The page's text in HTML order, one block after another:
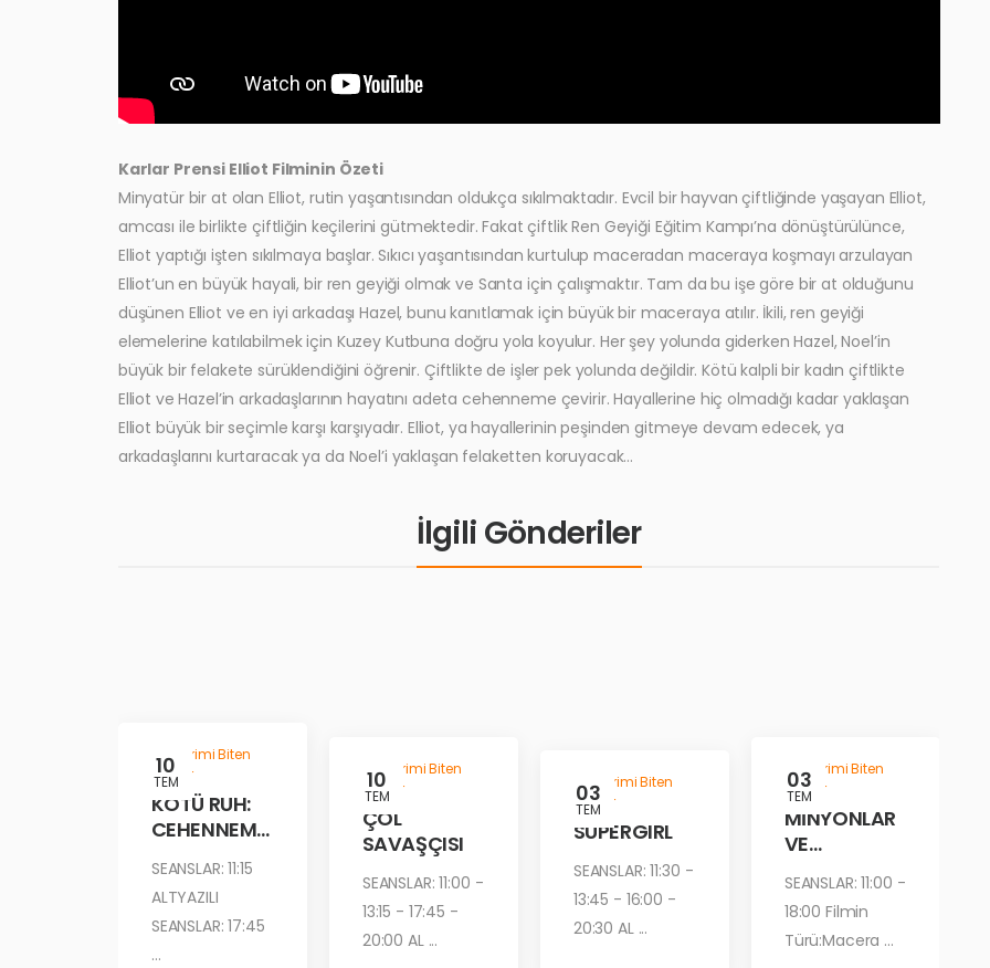
Karlar Prensi Elliot Filminin Özeti
Minyatür bir at olan Elliot, rutin yaşantısından oldukça sıkılmaktadır. Evcil bir hayvan çiftliğinde yaşayan Elliot,
amcası ile birlikte çiftliğin keçilerini gütmektedir. Fakat çiftlik Ren Geyiği Eğitim Kampı’na dönüştürülünce,
Elliot yaptığı işten sıkılmaya başlar. Sıkıcı yaşantısından kurtulup maceradan maceraya koşmayı arzulayan
Elliot’un en büyük hayali, bir ren geyiği olmak ve Santa için çalışmaktır. Tam da bu işe göre bir at olduğunu
düşünen Elliot ve en iyi arkadaşı Hazel, bunu kanıtlamak için büyük bir maceraya atılır. İkili, ren geyiği
elemelerine katılabilmek için Kuzey Kutbuna doğru yola koyulur. Her şey yolunda giderken Hazel, Noel’in
büyük bir felakete sürüklendiğini öğrenir. Çiftlikte de işler pek yolunda değildir. Kötü kalpli bir kadın çiftlikte
Elliot ve Hazel’in arkadaşlarının hayatını adeta cehenneme çevirir. Hayallerine hiç olmadığı kadar yaklaşan
Elliot büyük bir seçimle karşı karşıyadır. Elliot, ya hayallerinin peşinden gitmeye devam edecek, ya
arkadaşlarını kurtaracak ya da Noel’i yaklaşan felaketten koruyacak…
İlgili Gönderiler
10
TEM
Gösterimi Biten
Filmler
KÖTÜ RUH:
CEHENNEM
SEANSLAR: 11:15
ALTYAZILI
SEANSLAR: 17:45
...
10
TEM
Gösterimi Biten
Filmler
ÇÖL
SAVAŞÇISI
SEANSLAR: 11:00 -
13:15 - 17:45 -
20:00 AL ...
03
TEM
Gösterimi Biten
Filmler
SUPERGIRL
SEANSLAR: 11:30 -
13:45 - 16:00 -
20:30 AL ...
03
TEM
Gösterimi Biten
Filmler
MİNYONLAR
VE
CANAVARLA
R
SEANSLAR: 11:00 -
18:00 Filmin
Türü:Macera ...